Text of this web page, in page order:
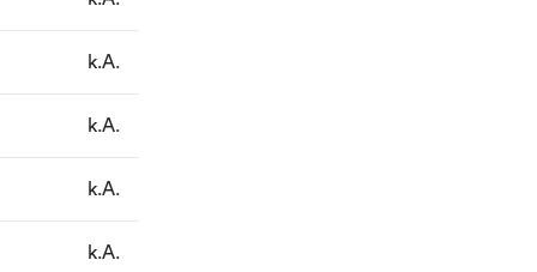
k.A.
k.A.
k.A.
k.A.